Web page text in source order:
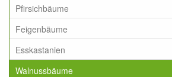
Pfirsichbäume
Feigenbäume
Esskastanien
Walnussbäume